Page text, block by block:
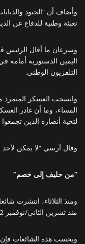
وأضاف أن “الجنود
تعبئة وطنية للدفاع عن
وسرعان ما أقال الرئيس
اليمين الدستورية أمامه
التلفزيون الوطني.
وانسحب العسكر
المساء، وما أن غادر
لتحية أنصاره الذين
وقال آرسي “لا يمكن لأحد
“من حليف إلى خصم”
ومنذ الثلاثاء، انتشرت
منذ تشرين الثاني/نوفمبر 2022، قد تتمّ إقالته بسبب تجاوزه لصلاحياته.
وبحسب هذه الشائعات فإن